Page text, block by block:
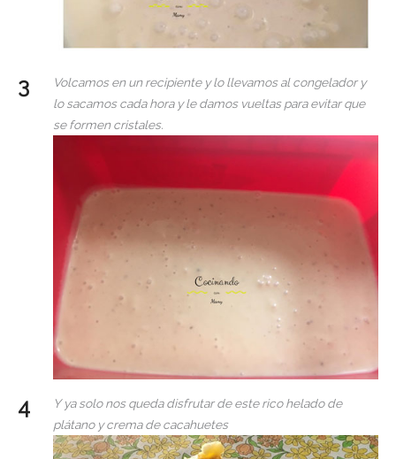
Volcamos en un recipiente y lo llevamos al congelador y
lo sacamos cada hora y le damos vueltas para evitar que
se formen cristales.
Y ya solo nos queda disfrutar de este rico helado de
plátano y crema de cacahuetes